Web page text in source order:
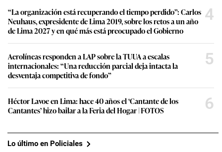
“La organización está recuperando el tiempo perdido”: Carlos
Neuhaus, expresidente de Lima 2019, sobre los retos a un año
de Lima 2027 y en qué más está preocupado el Gobierno
4
Aerolíneas responden a LAP sobre la TUUA a escalas
internacionales: “Una reducción parcial deja intacta la
desventaja competitiva de fondo”
5
Héctor Lavoe en Lima: hace 40 años el ‘Cantante de los
Cantantes’ hizo bailar a la Feria del Hogar | FOTOS
6
Lo último en Policiales